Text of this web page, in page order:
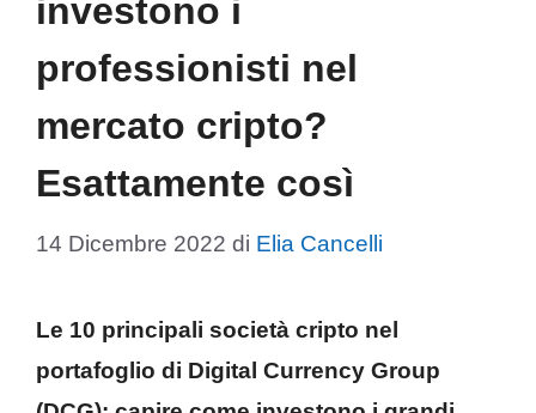
investono i
professionisti nel
mercato cripto?
Esattamente così
14 Dicembre 2022 di Elia Cancelli
Le 10 principali società cripto nel
portafoglio di Digital Currency Group